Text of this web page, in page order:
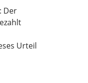
Der
Urteil